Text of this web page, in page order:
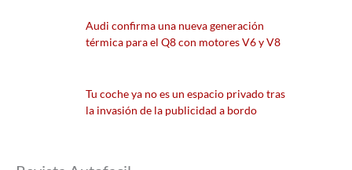
Audi confirma una nueva generación
térmica para el Q8 con motores V6 y V8
Tu coche ya no es un espacio privado tras
la invasión de la publicidad a bordo